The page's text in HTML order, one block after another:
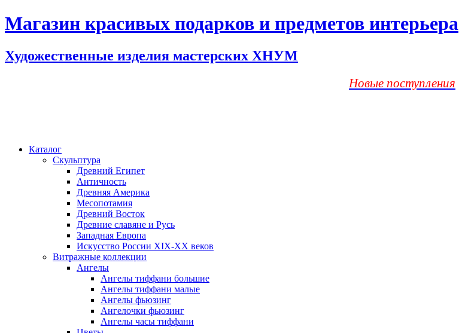
Магазин красивых подарков и предметов интерьера
Художественные изделия мастерских ХНУМ
Новые поступления
Каталог
Скульптура
Древний Египет
Античность
Древняя Америка
Месопотамия
Древний Восток
Древние славяне и Русь
Западная Европа
Искусство России XIX-XX веков
Витражные коллекции
Ангелы
Ангелы тиффани большие
Ангелы тиффани малые
Ангелы фьюзинг
Ангелочки фьюзинг
Ангелы часы тиффани